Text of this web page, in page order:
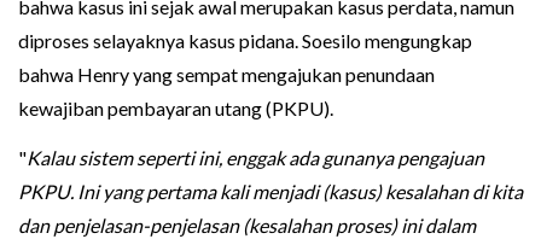
bahwa kasus ini sejak awal merupakan kasus perdata, namun
diproses selayaknya kasus pidana. Soesilo mengungkap
bahwa Henry yang sempat mengajukan penundaan
kewajiban pembayaran utang (PKPU).
"Kalau sistem seperti ini, enggak ada gunanya pengajuan
PKPU. Ini yang pertama kali menjadi (kasus) kesalahan di kita
dan penjelasan-penjelasan (kesalahan proses) ini dalam